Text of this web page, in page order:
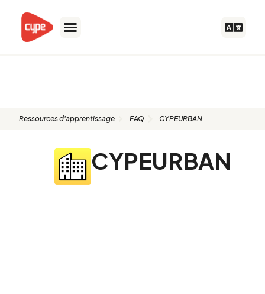
contenu
Ressources d'apprentissage FAQ CYPEURBAN
CYPEURBAN